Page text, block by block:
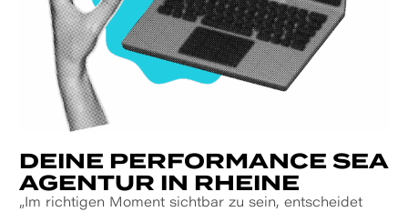
DEINE PERFORMANCE SEA
AGENTUR IN RHEINE
„Im richtigen Moment sichtbar zu sein, entscheidet